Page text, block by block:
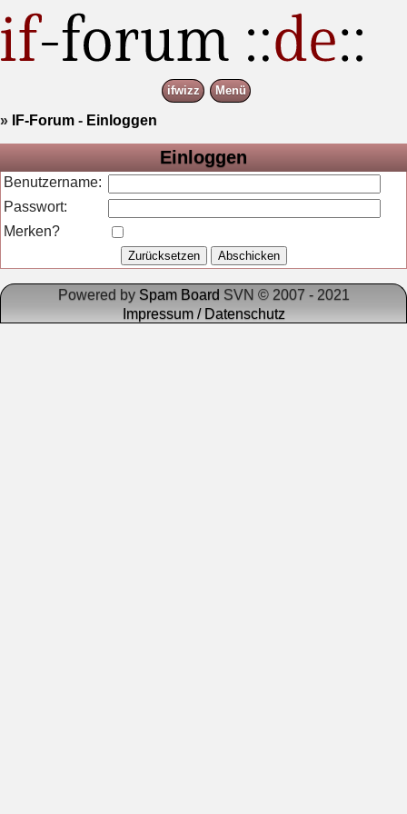
ifwizz Menü
» IF-Forum - Einloggen
Einloggen
Benutzername:
Passwort:
Merken?
Powered by Spam Board SVN © 2007 - 2021
Impressum / Datenschutz